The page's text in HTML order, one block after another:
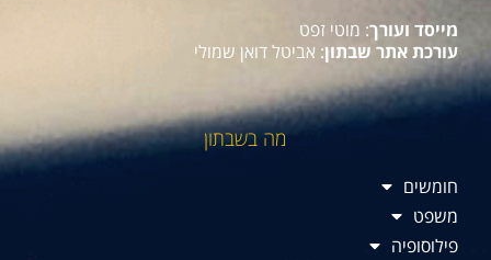
מייסד ועורך: מוטי זפט
עורכת אתר שבתון: אביטל דואן שמולי
מה בשבתון
חומשים
משפט
פילוסופיה